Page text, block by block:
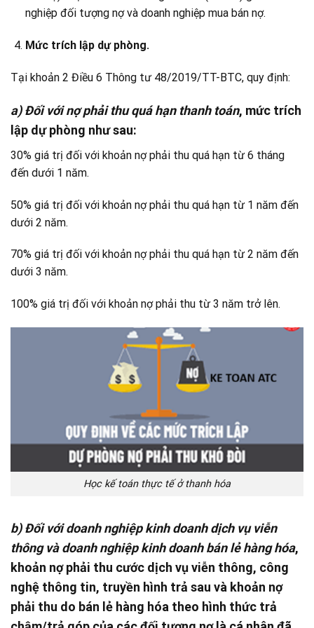
nghiệp đối tượng nợ và doanh nghiệp mua bán nợ.
Mức trích lập dự phòng.
Tại khoản 2 Điều 6 Thông tư 48/2019/TT-BTC, quy định:
a) Đối với nợ phải thu quá hạn thanh toán, mức trích
lập dự phòng như sau:
30% giá trị đối với khoản nợ phải thu quá hạn từ 6 tháng
đến dưới 1 năm.
50% giá trị đối với khoản nợ phải thu quá hạn từ 1 năm đến
dưới 2 năm.
70% giá trị đối với khoản nợ phải thu quá hạn từ 2 năm đến
dưới 3 năm.
100% giá trị đối với khoản nợ phải thu từ 3 năm trở lên.
Học kế toán thực tế ở thanh hóa
b) Đối với doanh nghiệp kinh doanh dịch vụ viễn
thông và doanh nghiệp kinh doanh bán lẻ hàng hóa,
khoản nợ phải thu cước dịch vụ viễn thông, công
nghệ thông tin, truyền hình trả sau và khoản nợ
phải thu do bán lẻ hàng hóa theo hình thức trả